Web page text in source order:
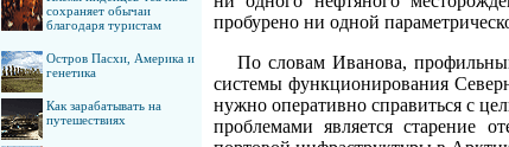
сохраняет обычаи
благодаря туристам
Остров Пасхи, Америка и
генетика
Как зарабатывать на
путешествиях
пробурено ни одной
По словам Иванова,
системы функционирования
нужно оперативно справиться с
проблемами является старение